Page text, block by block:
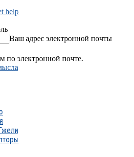
help
Ваш адрес электронной почты
по электронной почте.